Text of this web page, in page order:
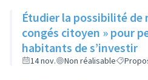
Étudier la possibilité de
congés citoyen » pour
habitants de s’investir
14 nov. Non réalisable